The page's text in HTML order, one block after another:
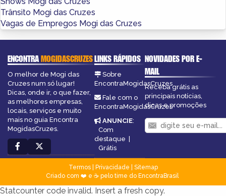
Trânsito Mogi das Cruzes
Vagas de Empregos Mogi das Cruzes
ENCONTRAMOGIDASCRUZES
O melhor de Mogi das
Cruzes num só lugar!
Dicas, onde ir, o que fazer,
as melhores empresas,
locais, serviços e muito
mais no guia Encontra
MogidasCruzes.
LINKS RÁPIDOS
Sobre
EncontraMogidasCruzes
Fale com o
EncontraMogidasCruzes
ANUNCIE:
Com
destaque
Grátis
NOVIDADES POR E-
MAIL
Receba grátis as
principais notícias,
dicas e promoções
Termos| Privacidade
Sitemap
Criado com ❤️ e ☕ pelo time do EncontraBrasil
Statcounter code invalid. Insert a fresh copy.